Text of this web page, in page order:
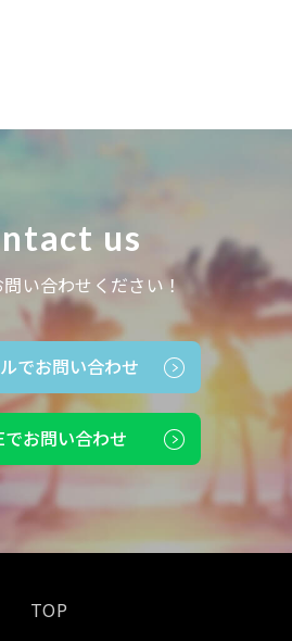
us
い合わせください！
でお問い合わせ
でお問い合わせ
TOP